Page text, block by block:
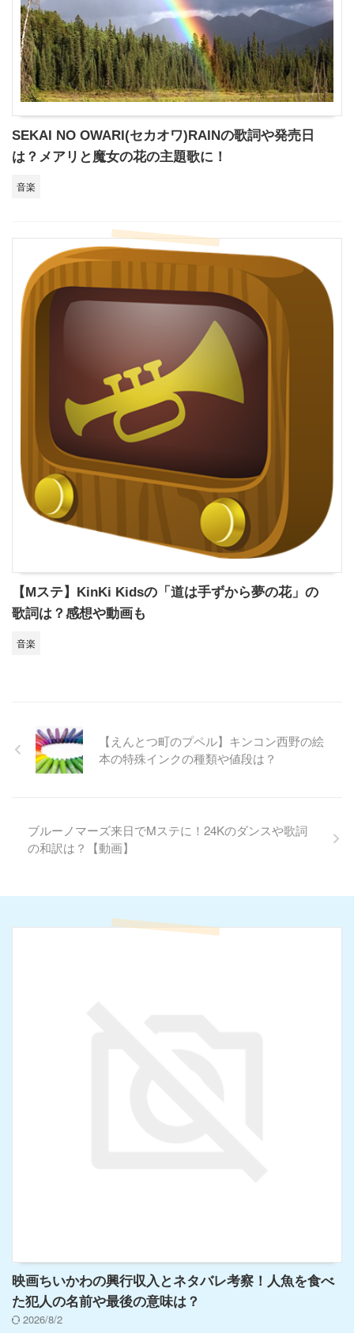
SEKAI NO OWARI(セカオワ)RAINの歌詞や発売日
は？メアリと魔女の花の主題歌に！
音楽
【Mステ】KinKi Kidsの「道は手ずから夢の花」の
歌詞は？感想や動画も
音楽
【えんとつ町のプペル】キンコン西野の絵
本の特殊インクの種類や値段は？
ブルーノマーズ来日でMステに！24Kのダンスや歌詞
の和訳は？【動画】
映画ちいかわの興行収入とネタバレ考察！人魚を食べ
た犯人の名前や最後の意味は？
2026/8/2